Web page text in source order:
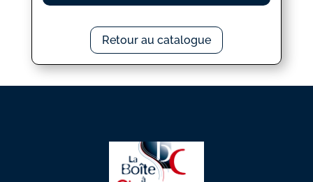
Retour au catalogue